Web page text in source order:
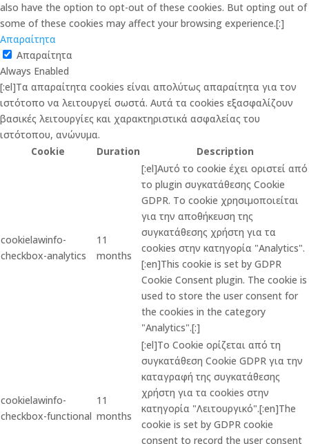
also have the option to opt-out of these cookies. But opting out of
some of these cookies may affect your browsing experience.[:]
Απαραίτητα
Απαραίτητα
Always Enabled
[:el]Τα απαραίτητα cookies είναι απολύτως απαραίτητα για τον
ιστότοπο να λειτουργεί σωστά. Αυτά τα cookies εξασφαλίζουν
βασικές λειτουργίες και χαρακτηριστικά ασφαλείας του
ιστότοπου, ανώνυμα.
Cookie
Duration Description
cookielawinfo-
checkbox-analytics
11
months
[:el]Αυτό το cookie έχει οριστεί από
το plugin συγκατάθεσης Cookie
GDPR. Το cookie χρησιμοποιείται
για την αποθήκευση της
συγκατάθεσης χρήστη για τα
cookies στην κατηγορία "Analytics".
[:en]This cookie is set by GDPR
Cookie Consent plugin. The cookie is
used to store the user consent for
the cookies in the category
"Analytics".[:]
cookielawinfo-
checkbox-functional
11
months
[:el]Το Cookie ορίζεται από τη
συγκατάθεση Cookie GDPR για την
καταγραφή της συγκατάθεσης
χρήστη για τα cookies στην
κατηγορία "Λειτουργικό".[:en]The
cookie is set by GDPR cookie
consent to record the user consent